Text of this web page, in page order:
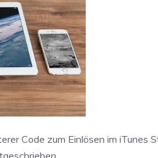
Code zum Einlösen im iTunes